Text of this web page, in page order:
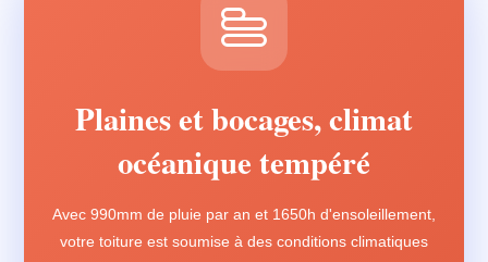
Plaines et bocages, climat
océanique tempéré
Avec 990mm de pluie par an et 1650h d'ensoleillement,
votre toiture est soumise à des conditions climatiques